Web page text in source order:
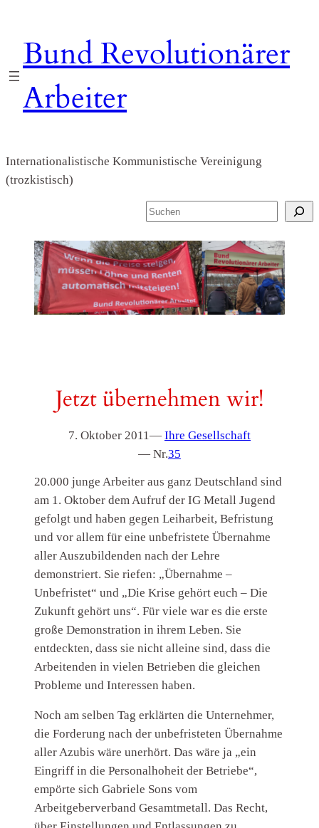
springen
Bund Revolutionärer
Arbeiter
Internationalistische Kommunistische Vereinigung
(trozkistisch)
S
c
h
e
n
Jetzt übernehmen wir!
7. Oktober 2011— Ihre Gesellschaft
— Nr.35
20.000 junge Arbeiter aus ganz Deutschland sind
am 1. Oktober dem Aufruf der IG Metall Jugend
gefolgt und haben gegen Leiharbeit, Befristung
und vor allem für eine unbefristete Übernahme
aller Auszubildenden nach der Lehre
demonstriert. Sie riefen: „Übernahme –
Unbefristet“ und „Die Krise gehört euch – Die
Zukunft gehört uns“. Für viele war es die erste
große Demonstration in ihrem Leben. Sie
entdeckten, dass sie nicht alleine sind, dass die
Arbeitenden in vielen Betrieben die gleichen
Probleme und Interessen haben.
Noch am selben Tag erklärten die Unternehmer,
die Forderung nach der unbefristeten Übernahme
aller Azubis wäre unerhört. Das wäre ja „ein
Eingriff in die Personalhoheit der Betriebe“,
empörte sich Gabriele Sons vom
Arbeitgeberverband Gesamtmetall. Das Recht,